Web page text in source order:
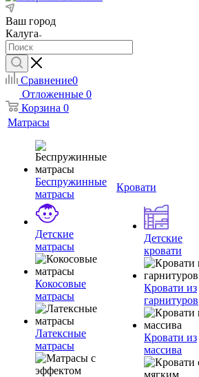
Ваш город
Калуга
Сравнение0
Отложенные 0
Корзина 0
Матрасы
Беспружинные
матрасы
Детские
матрасы
Кокосовые
матрасы
Латексные
матрасы
Кровати
Детские
кровати
Кровати из
гарнитуров
Кровати из
массива